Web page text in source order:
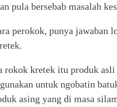
pula bersebab masalah
perokok, punya jawaban
rokok kretek itu produk
untuk ngobatin
asing yang di masa